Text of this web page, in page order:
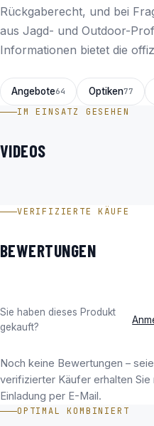
Rückgaberecht, und bei
aus Jagd- und Outdoor-
Informationen bietet die
Angebote64 Optiken77
IM EINSATZ GESEHEN
VIDEOS
VERIFIZIERTE KÄUFE
BEWERTUNGEN
Sie haben dieses Produkt
gekauft?
Noch keine Bewertungen –
verifizierter Käufer erhalten
Einladung per E-Mail.
OPTIMAL KOMBINIERT